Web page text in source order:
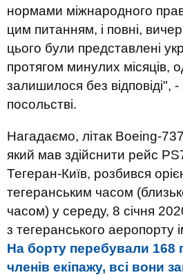
нормами міжнародного
цим питанням, і повні,
цього були представлені
протягом минулих місяців,
залишилося без відповіді",
посольстві.
Нагадаємо, літак Boeing-
який мав здійснити рейс
Тегеран-Київ, розбився
тегеранським часом
часом) у середу, 8 січня
з тегеранського аеропорту
На борту перебували 168
членів екіпажу, всі вони